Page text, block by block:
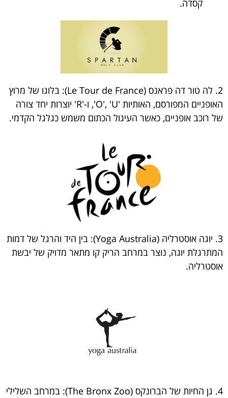
קסדה.
2. לה טור דה פראנס (Le Tour de France): בלוגו של מרוץ
האופניים המפורסם, האותיות 'O', 'U', ו-'R' יוצרות יחד צורה
של רוכב אופניים, כאשר העיגול הכתום משמש כגלגל הקדמי.
3. יוגה אוסטרליה (Yoga Australia): בין היד והרגל של דמות
המתרגלת יוגה, נוצר במרחב הריק קו מתאר מדויק של יבשת
אוסטרליה.
4. גן החיות של הברונקס (The Bronx Zoo): במרחב השלילי